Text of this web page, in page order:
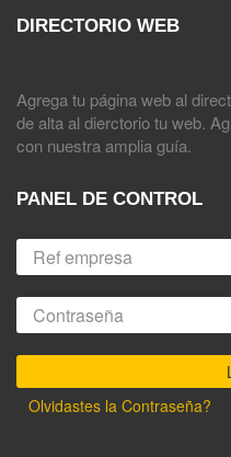
DIRECTORIO WEB
Agrega tu página web al
de alta al dierctorio tu web.
con nuestra amplia guía.
PANEL DE CONTROL
Olvidastes la Contraseña?